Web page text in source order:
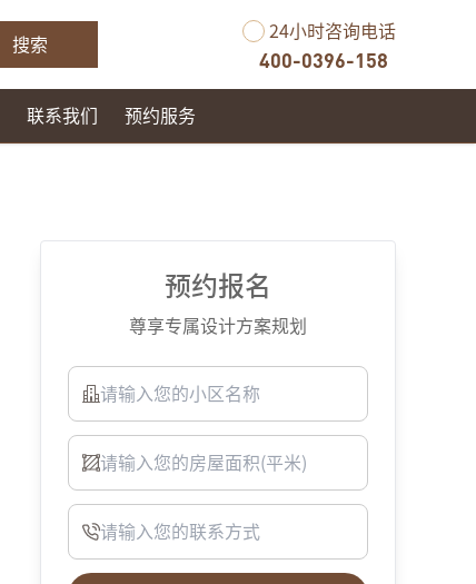
搜索
24小时咨询电话
400-0396-158
联系我们 预约服务
预约报名
尊享专属设计方案规划